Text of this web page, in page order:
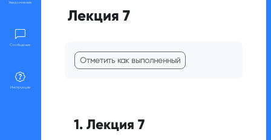
Уведомления
Сообщения
Инструкции
Лекция 7
Отметить как выполненный
1. Лекция 7